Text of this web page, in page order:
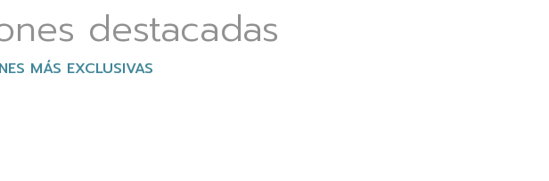
destacadas
MÁS EXCLUSIVAS